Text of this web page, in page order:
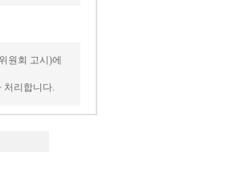
원회 고시)에
처리합니다.